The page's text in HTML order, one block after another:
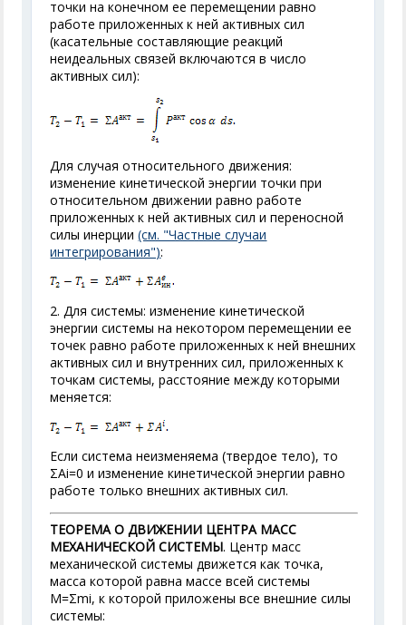
точки на конечном ее перемещении равно
работе приложенных к ней активных сил
(касательные составляющие реакций
неидеальных связей включаются в число
активных сил):
Для случая относительного движения:
изменение кинетической энергии точки при
относительном движении равно работе
приложенных к ней активных сил и переносной
силы инерции(см. "Частные случаи
интегрирования"):
2. Для системы: изменение кинетической
энергии системы на некотором перемещении ее
точек равно работе приложенных к ней внешних
активных сил и внутренних сил, приложенных к
точкам системы, расстояние между которыми
меняется:
Если система неизменяема (твердое тело), то
ΣAi=0 и изменение кинетической энергии равно
работе только внешних активных сил.
ТЕОРЕМА О ДВИЖЕНИИ ЦЕНТРА МАСС
МЕХАНИЧЕСКОЙ СИСТЕМЫ. Центр масс
механической системы движется как точка,
масса которой равна массе всей системы
M=Σmi, к которой приложены все внешние силы
системы: